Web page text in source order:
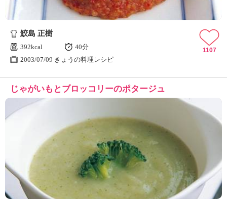
鮫島 正樹
392kcal
40分
2003/07/09 きょうの料理レシピ
1107
じゃがいもとブロッコリーのポタージュ